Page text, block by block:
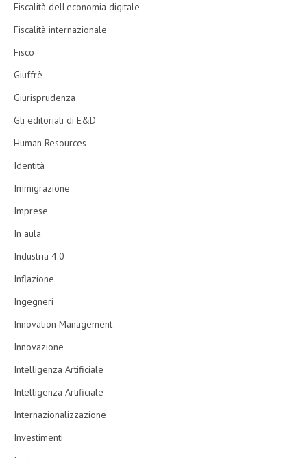
Fiscalità dell'economia digitale
Fiscalità internazionale
Fisco
Giuffrè
Giurisprudenza
Gli editoriali di E&D
Human Resources
Identità
Immigrazione
Imprese
In aula
Industria 4.0
Inflazione
Ingegneri
Innovation Management
Innovazione
Intelligenza Artificiale
Intelligenza Artificiale
Internazionalizzazione
Investimenti